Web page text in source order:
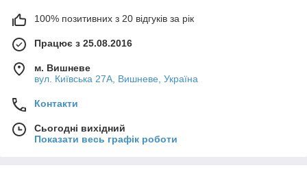
100% позитивних з 20 відгуків за рік
Працює з 25.08.2016
м. Вишневе
вул. Київська 27А, Вишневе, Україна
Контакти
Сьогодні вихідний
Показати весь графік роботи